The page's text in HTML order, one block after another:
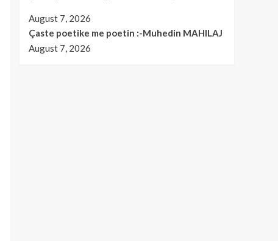
August 7, 2026
Çaste poetike me poetin :-Muhedin MAHILAJ
August 7, 2026